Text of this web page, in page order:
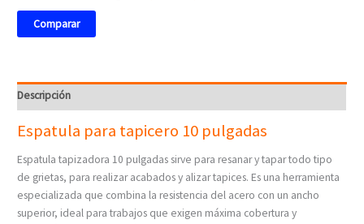
Comparar
Descripción
Espatula para tapicero 10 pulgadas
Espatula tapizadora 10 pulgadas sirve para resanar y tapar todo tipo
de grietas, para realizar acabados y alizar tapices. Es una herramienta
especializada que combina la resistencia del acero con un ancho
superior, ideal para trabajos que exigen máxima cobertura y